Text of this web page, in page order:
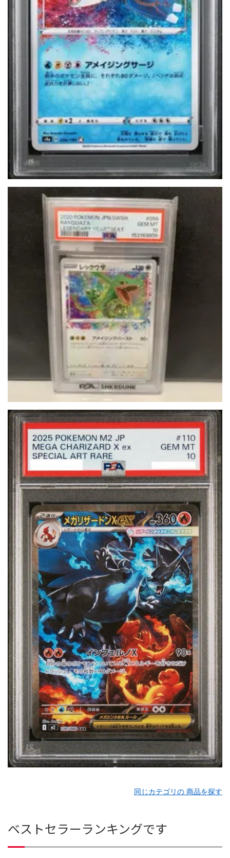
同じカテゴリの 商品を探す
ベストセラーランキングです